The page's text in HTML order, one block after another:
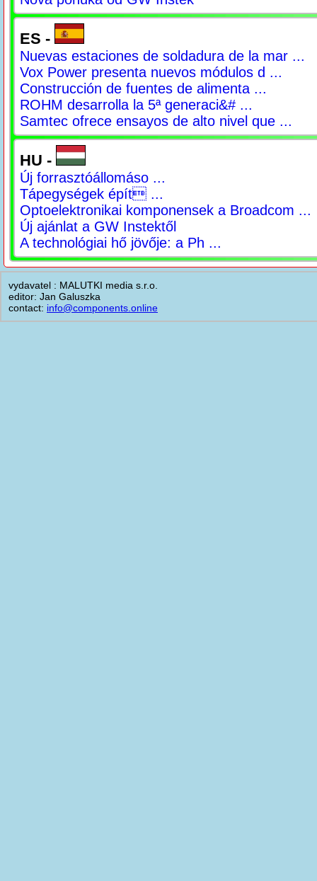
ES -
Nuevas estaciones de soldadura de la mar ...
Vox Power presenta nuevos módulos d ...
Construcción de fuentes de alimenta ...
ROHM desarrolla la 5ª generaci&# ...
Samtec ofrece ensayos de alto nivel que ...
HU -
Új forrasztóállomáso ...
Tápegységek épít ...
Optoelektronikai komponensek a Broadcom ...
Új ajánlat a GW Instektől
A technológiai hő jövője: a Ph ...
vydavatel : MALUTKI media s.r.o.
editor: Jan Galuszka
contact: info@components.online